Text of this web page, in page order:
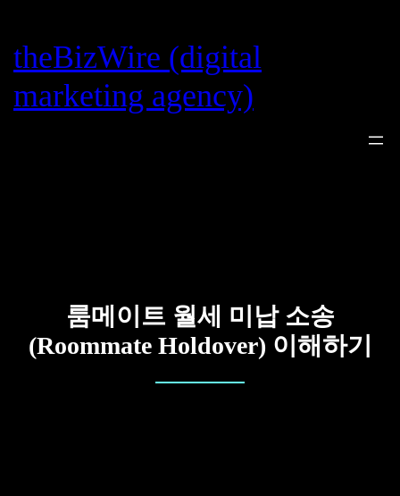
content
theBizWire (digital
marketing agency)
룸메이트 월세 미납 소송
(Roommate Holdover) 이해하기